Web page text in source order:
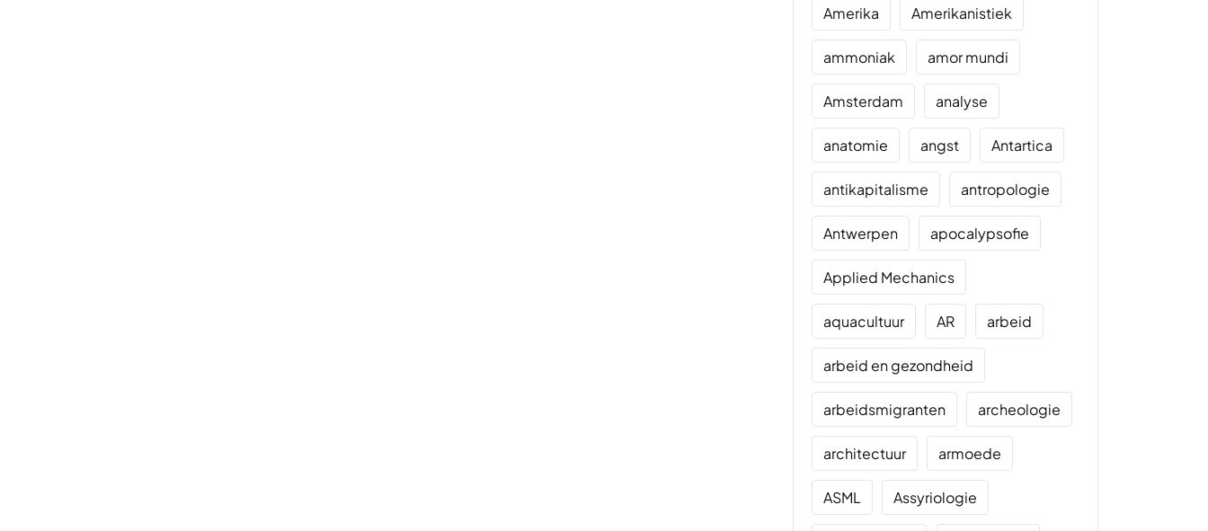
Amerika Amerikanistiek
ammoniak amor mundi
Amsterdam analyse
anatomie angst Antartica
antikapitalisme antropologie
Antwerpen apocalypsofie
Applied Mechanics
aquacultuur AR arbeid
arbeid en gezondheid
arbeidsmigranten archeologie
architectuur armoede
ASML Assyriologie